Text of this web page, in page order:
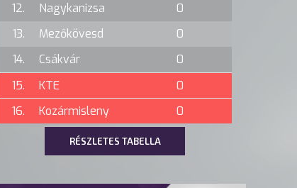
12.
Nagykanizsa
0
13.
Mezőkövesd
0
14.
Csákvár
0
15.
KTE
0
16.
Kozármisleny 0
RÉSZLETES TABELLA